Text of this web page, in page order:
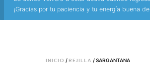
¡Gracias por tu paciencia y tu energía buena
INICIO / REJILLA / SARGANTANA